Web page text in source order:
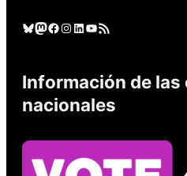
Cielo azul Mastodonte Facebook Instagram LinkedIn YouTube Feed RSS
Información de las
nacionales